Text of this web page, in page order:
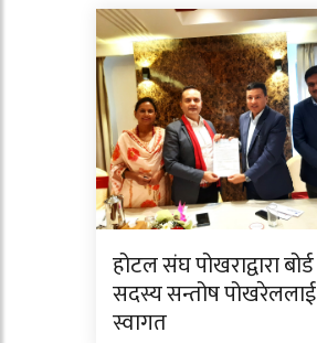
होटल संघ पोखराद्वारा बोर्ड
सदस्य सन्तोष पोखरेललाई
स्वागत